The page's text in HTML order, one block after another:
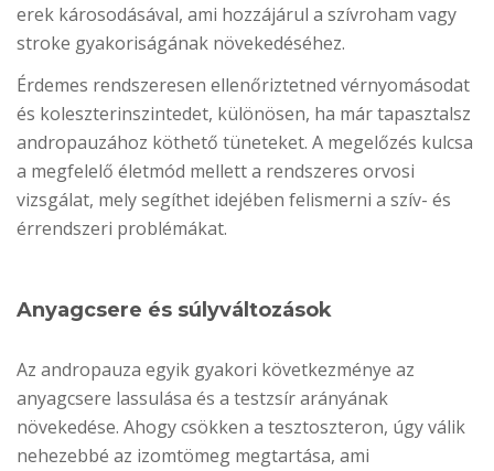
erek károsodásával, ami hozzájárul a szívroham vagy
stroke gyakoriságának növekedéséhez.
Érdemes rendszeresen ellenőriztetned vérnyomásodat
és koleszterinszintedet, különösen, ha már tapasztalsz
andropauzához köthető tüneteket. A megelőzés kulcsa
a megfelelő életmód mellett a rendszeres orvosi
vizsgálat, mely segíthet idejében felismerni a szív- és
érrendszeri problémákat.
Anyagcsere és súlyváltozások
Az andropauza egyik gyakori következménye az
anyagcsere lassulása és a testzsír arányának
növekedése. Ahogy csökken a tesztoszteron, úgy válik
nehezebbé az izomtömeg megtartása, ami